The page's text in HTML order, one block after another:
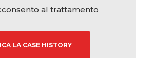
al trattamento